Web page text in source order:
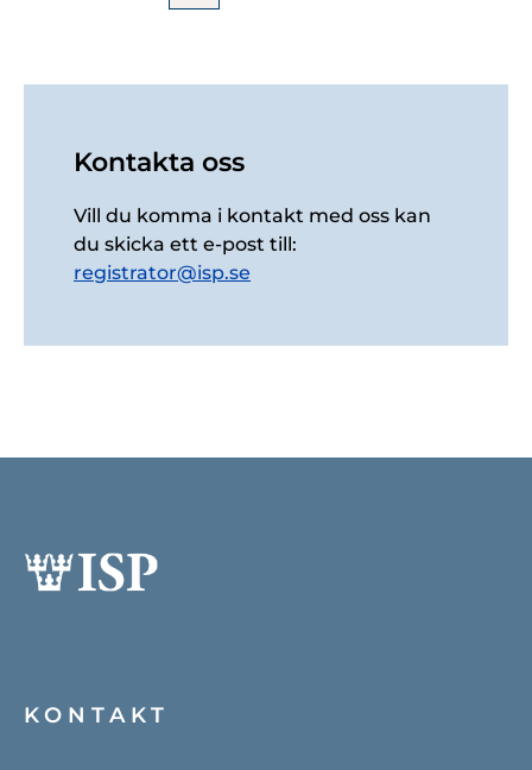
Kontakta oss
Vill du komma i kontakt med oss kan
du skicka ett e-post till:
registrator@isp.se
KONTAKT